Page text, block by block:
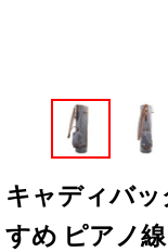
キャディバ
すめ ピアノ